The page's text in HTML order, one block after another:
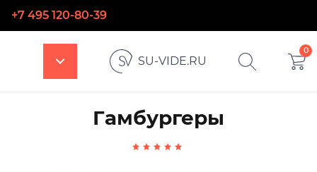
+7 495 120-80-39
SU-VIDE.RU
0
Гамбургеры